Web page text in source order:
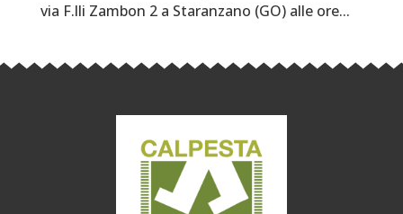
via F.lli Zambon 2 a Staranzano (GO) alle ore...